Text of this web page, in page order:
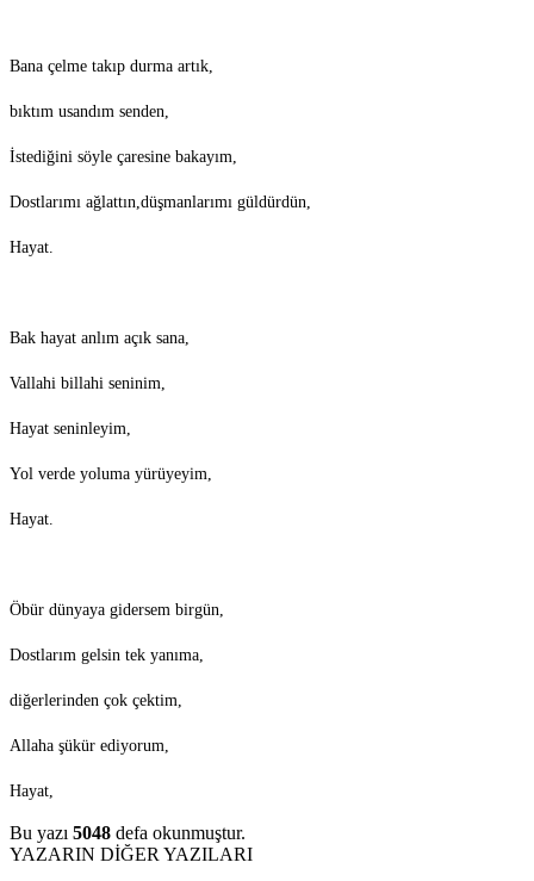
Bana çelme takıp durma artık,
bıktım usandım senden,
İstediğini söyle çaresine bakayım,
Dostlarımı ağlattın,düşmanlarımı güldürdün,
Hayat.
Bak hayat anlım açık sana,
Vallahi billahi seninim,
Hayat seninleyim,
Yol verde yoluma yürüyeyim,
Hayat.
Öbür dünyaya gidersem birgün,
Dostlarım gelsin tek yanıma,
diğerlerinden çok çektim,
Allaha şükür ediyorum,
Hayat,
Bu yazı 5048 defa okunmuştur.
YAZARIN DİĞER YAZILARI